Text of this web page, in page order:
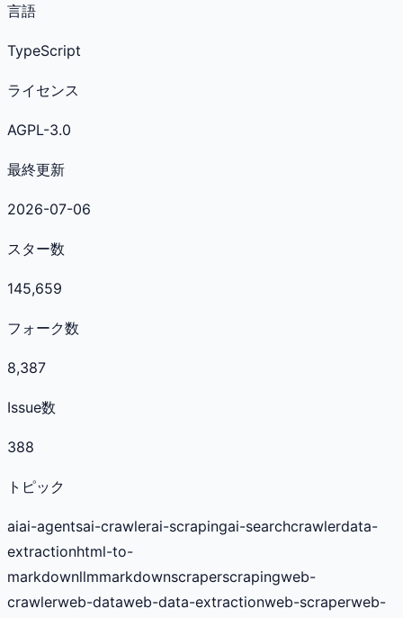
言語
TypeScript
ライセンス
AGPL-3.0
最終更新
2026-07-06
スター数
145,659
フォーク数
8,387
Issue数
388
トピック
aiai-agentsai-crawlerai-scrapingai-searchcrawlerdata-
extractionhtml-to-
markdownllmmarkdownscraperscrapingweb-
crawlerweb-dataweb-data-extractionweb-scraperweb-